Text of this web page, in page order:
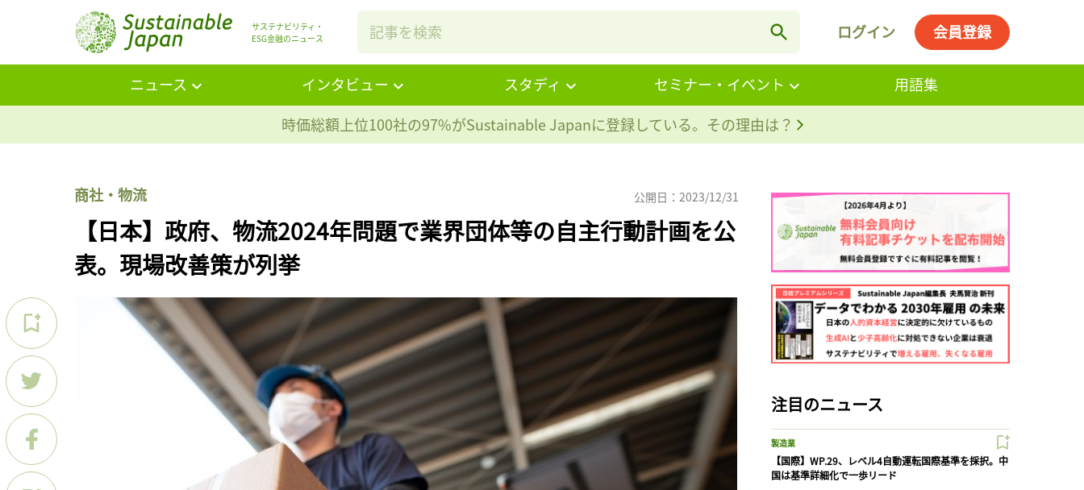
サステナビリティ・
ESG金融のニュース
ログイン 会員登録
ニュース インタビュー スタディ セミナー・イベント
用語集
時価総額上位100社の97%がSustainable Japanに登録している。その理由は？
商社・物流 公開日：2023/12/31
【日本】政府、物流2024年問題で業界団体等の自主行動計画を公
表。現場改善策が列挙
注目のニュース
製造業
【国際】WP.29、レベル4自動運転国際基準を採択。中
国は基準詳細化で一歩リード